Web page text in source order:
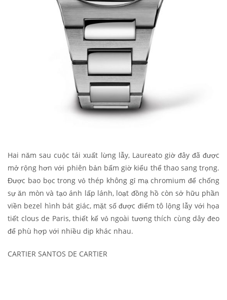
Hai năm sau cuộc tái xuất lừng lẫy, Laureato giờ đây đã được
mở rộng hơn với phiên bản bấm giờ kiểu thể thao sang trọng.
Được bao bọc trong vỏ thép không gỉ mạ chromium để chống
sự ăn mòn và tạo ánh lấp lánh, loạt đồng hồ còn sở hữu phần
viền bezel hình bát giác, mặt số được điểm tô lộng lẫy với họa
tiết clous de Paris, thiết kế vỏ ngoài tương thích cùng dây đeo
để phù hợp với nhiều dịp khác nhau.
CARTIER SANTOS DE CARTIER